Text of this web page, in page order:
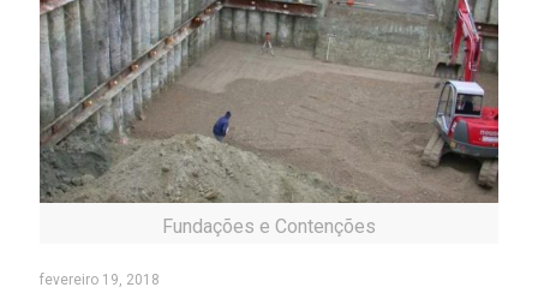
Fundações e Contenções
fevereiro 19, 2018